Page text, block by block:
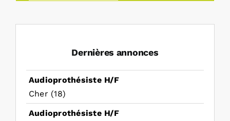
Dernières annonces
Audioprothésiste H/F
Cher (18)
Audioprothésiste H/F